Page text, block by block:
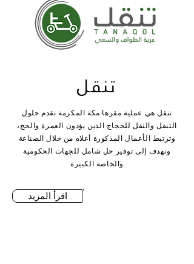
تنقل
تنقل هي عملية مقرها مكة المكرمة نقدم حلول
التنقل والنقل للحجاج الذين يؤدون العمرة والحج،
وترتبط الأعمال المذكورة أعلاه من خلال الصناعة
ونهدف إلى توفير حل شامل للجهات الحكومية
والخاصة الكبيرة
اقرأ المزيد